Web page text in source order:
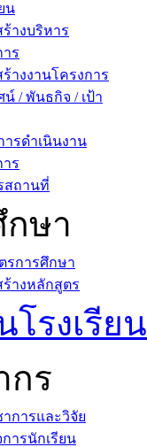
น
างบริหาร
ร
างงานโครงการ
/ พันธกิจ / เป้า
ารดำเนินงาน
ร
สถานที่
กษา
รการศึกษา
ร้างหลักสูตร
รงเรียน
กร
าการและวิจัย
การนักเรียน